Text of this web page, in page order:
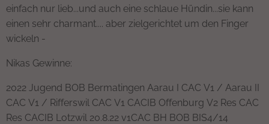
einfach nur lieb...und auch eine schlaue Hündin...sie kann
einen sehr charmant.... aber zielgerichtet um den Finger
wickeln -🧡
Nikas Gewinne:
2022 Jugend BOB Bermatingen Aarau I CAC V1 / Aarau II
CAC V1 / Rifferswil CAC V1 CACIB Offenburg V2 Res CAC
Res CACIB Lotzwil 20.8.22 v1CAC BH BOB BIS4/14